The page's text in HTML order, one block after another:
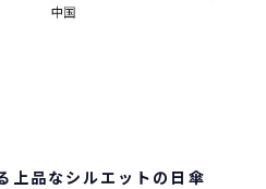
上品なシルエットの日傘